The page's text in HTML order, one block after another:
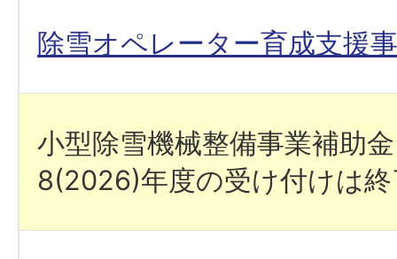
除雪オペレーター育成支援
小型除雪機械整備事業補助
8(2026)年度の受け付けは